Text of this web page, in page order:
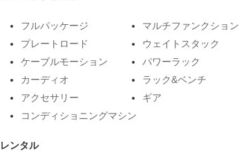
フルパッケージ
マルチファンクション
プレートロード
ウェイトスタック
ケーブルモーション
パワーラック
カーディオ
ラック&ベンチ
アクセサリー
ギア
コンディショニングマシン
レンタル